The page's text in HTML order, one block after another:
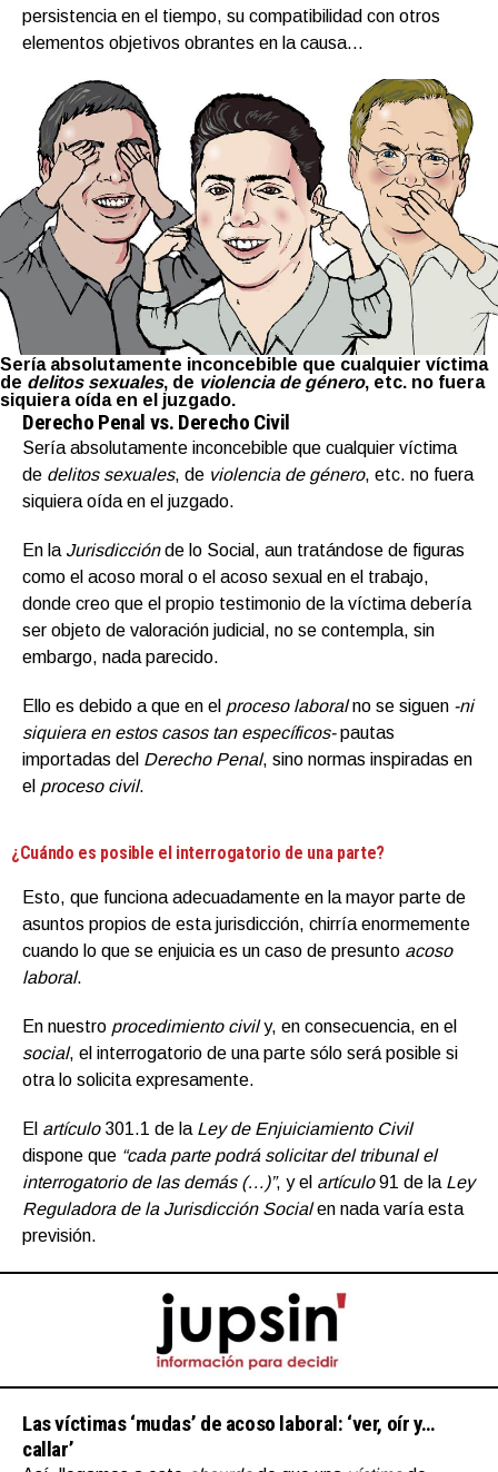
persistencia en el tiempo, su compatibilidad con otros
elementos objetivos obrantes en la causa…
Sería absolutamente inconcebible que cualquier víctima
de delitos sexuales, de violencia de género, etc. no fuera
siquiera oída en el juzgado.
Derecho Penal vs. Derecho Civil
Sería absolutamente inconcebible que cualquier víctima
de delitos sexuales, de violencia de género, etc. no fuera
siquiera oída en el juzgado.
En la Jurisdicciónde lo Social, aun tratándose de figuras
como el acoso moral o el acoso sexual en el trabajo,
donde creo que el propio testimonio de la víctima debería
ser objeto de valoración judicial, no se contempla, sin
embargo, nada parecido.
Ello es debido a que en el proceso laboralno se siguen -ni
siquiera en estos casos tan específicos-pautas
importadas del Derecho Penal, sino normas inspiradas en
el proceso civil.
¿Cuándo es posible el interrogatorio de una parte?
Esto, que funciona adecuadamente en la mayor parte de
asuntos propios de esta jurisdicción, chirría enormemente
cuando lo que se enjuicia es un caso de presunto acoso
laboral.
En nuestro procedimiento civily, en consecuencia, en el
social, el interrogatorio de una parte sólo será posible si
otra lo solicita expresamente.
El artículo301.1 de la Ley de Enjuiciamiento Civil
dispone que “cada parte podrá solicitar del tribunal el
interrogatorio de las demás (…)”, y el artículo91 de la Ley
Reguladora de la Jurisdicción Socialen nada varía esta
previsión.
Las víctimas ‘mudas’ de acoso laboral: ‘ver, oír y…
callar’